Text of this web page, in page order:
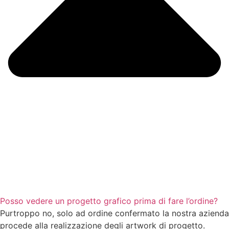
Posso vedere un progetto grafico prima di fare l’ordine?
Purtroppo no, solo ad ordine confermato la nostra azienda
procede alla realizzazione degli artwork di progetto.